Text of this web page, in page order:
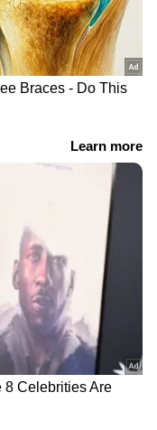
Kerala
News
—
സമയത്തും,
വാർത്തകൾ